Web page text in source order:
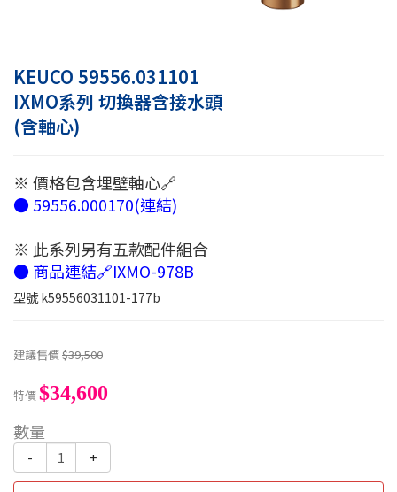
KEUCO 59556.031101
IXMO系列 切換器含接水頭
(含軸心)
※ 價格包含埋壁軸心🔗
● 59556.000170(連結)
※ 此系列另有五款配件組合
● 商品連結🔗IXMO-978B
型號k59556031101-177b
建議售價$39,500
特價$34,600
數量
- +